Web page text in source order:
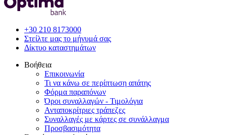
+30 210 8173000
Στείλτε μας το μήνυμά σας
Δίκτυο καταστημάτων
Βοήθεια
Επικοινωνία
Τι να κάνω σε περίπτωση απάτης
Φόρμα παραπόνων
Όροι συναλλαγών - Τιμολόγια
Ανταποκρίτριες τράπεζες
Συναλλαγές με κάρτες σε συνάλλαγμα
Προσβασιμότητα